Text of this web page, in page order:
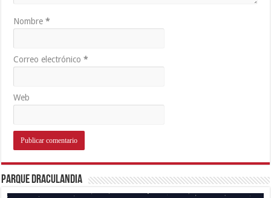
Nombre*
Correo electrónico*
Web
Parque Draculandia